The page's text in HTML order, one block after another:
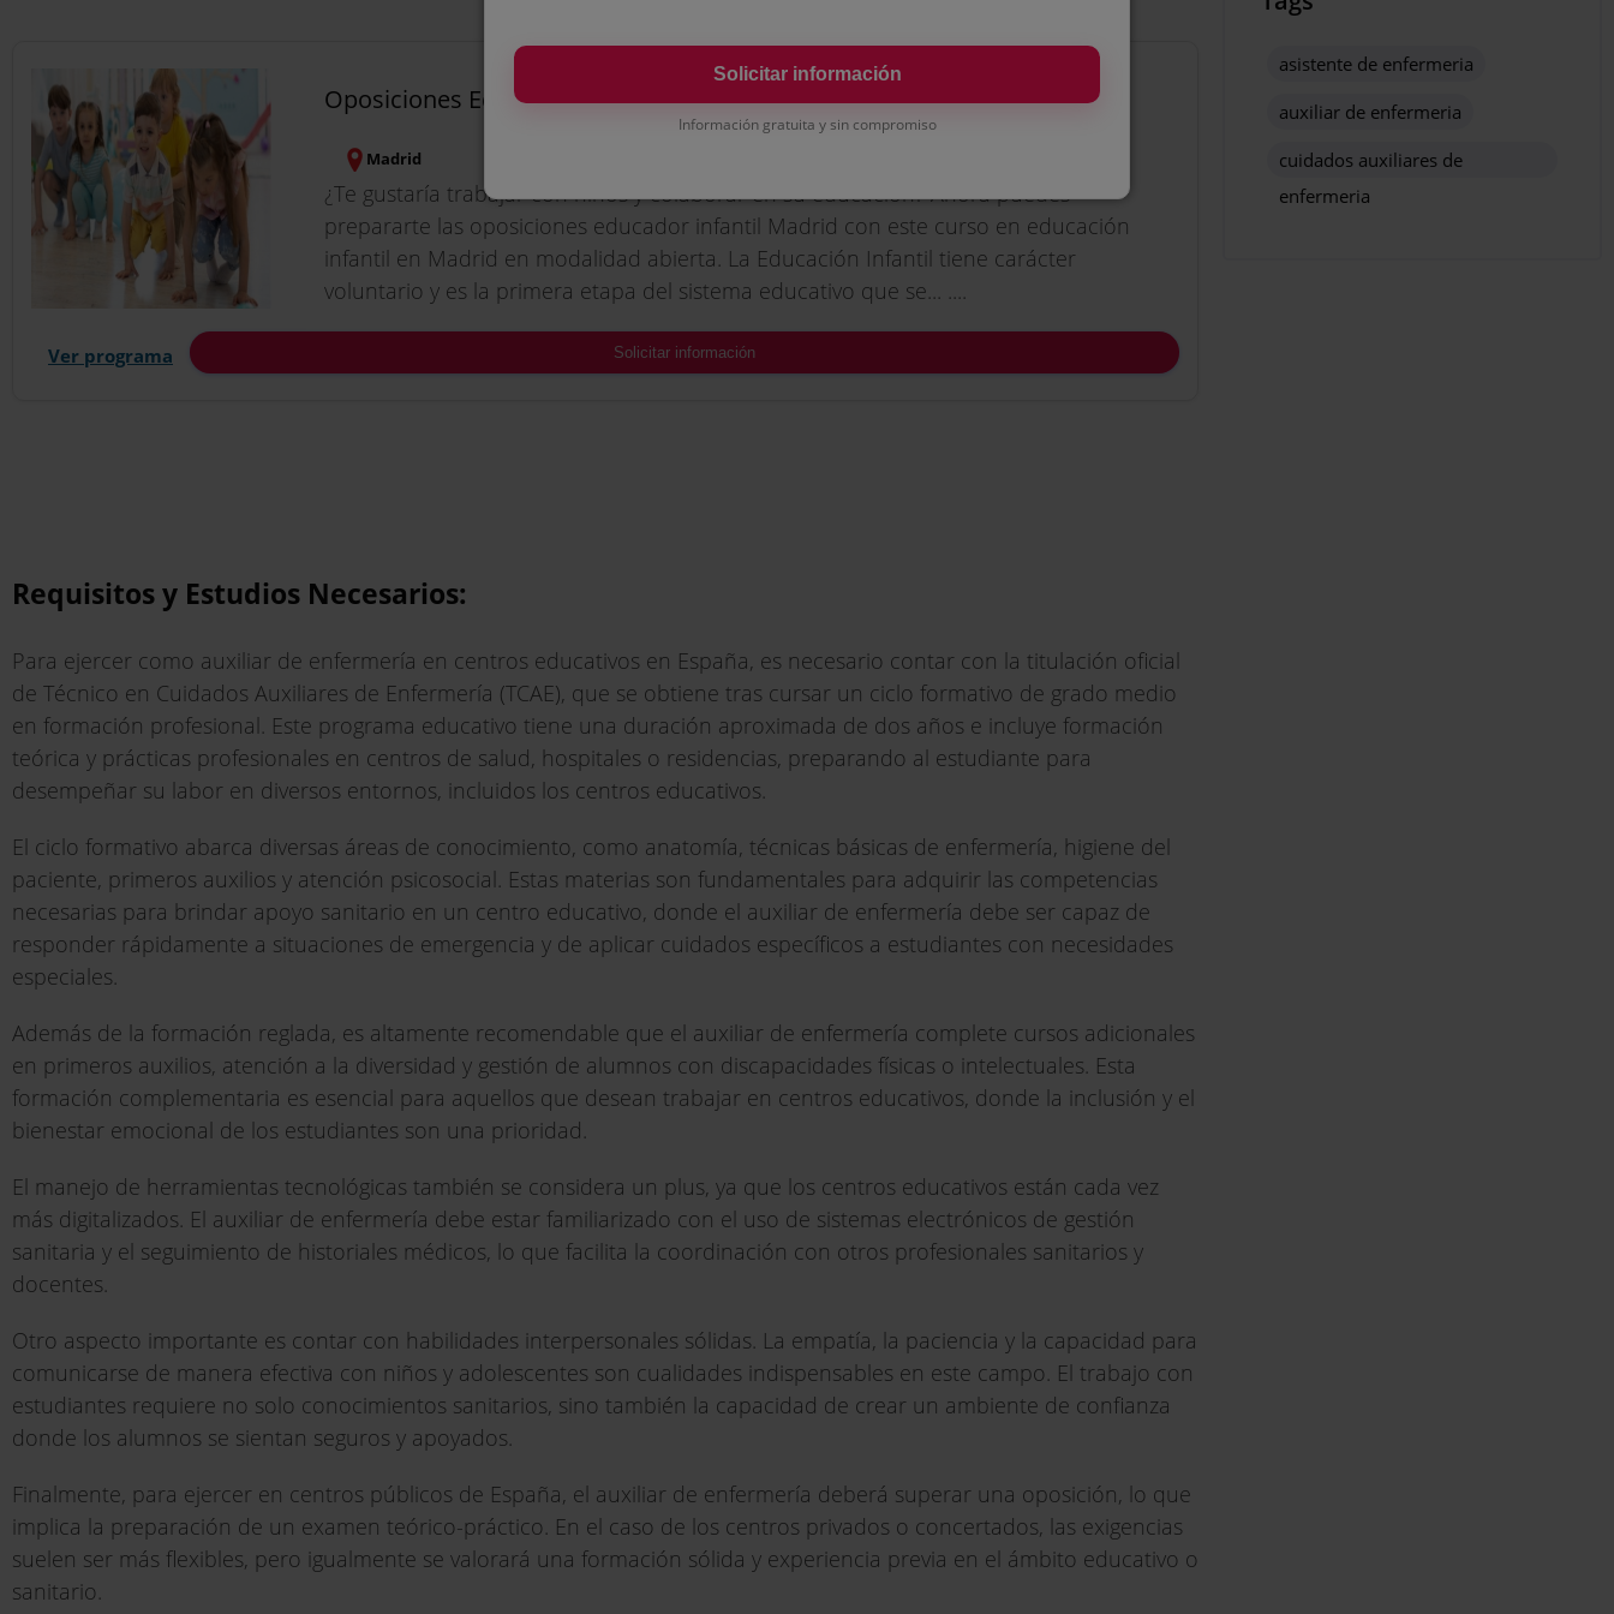
Oposiciones Educador Preescolar de la Comunidad de Madrid
Madrid
¿Te gustaría trabajar con niños y colaborar en su educación? Ahora puedes
prepararte las oposiciones educador infantil Madrid con este curso en educación
infantil en Madrid en modalidad abierta. La Educación Infantil tiene carácter
voluntario y es la primera etapa del sistema educativo que se... ....
Ver programa Solicitar información
Requisitos y Estudios Necesarios:
Para ejercer como auxiliar de enfermería en centros educativos en España, es necesario contar con la titulación oficial
de Técnico en Cuidados Auxiliares de Enfermería (TCAE), que se obtiene tras cursar un ciclo formativo de grado medio
en formación profesional. Este programa educativo tiene una duración aproximada de dos años e incluye formación
teórica y prácticas profesionales en centros de salud, hospitales o residencias, preparando al estudiante para
desempeñar su labor en diversos entornos, incluidos los centros educativos.
El ciclo formativo abarca diversas áreas de conocimiento, como anatomía, técnicas básicas de enfermería, higiene del
paciente, primeros auxilios y atención psicosocial. Estas materias son fundamentales para adquirir las competencias
necesarias para brindar apoyo sanitario en un centro educativo, donde el auxiliar de enfermería debe ser capaz de
responder rápidamente a situaciones de emergencia y de aplicar cuidados específicos a estudiantes con necesidades
especiales.
Además de la formación reglada, es altamente recomendable que el auxiliar de enfermería complete cursos adicionales
en primeros auxilios, atención a la diversidad y gestión de alumnos con discapacidades físicas o intelectuales. Esta
formación complementaria es esencial para aquellos que desean trabajar en centros educativos, donde la inclusión y el
bienestar emocional de los estudiantes son una prioridad.
El manejo de herramientas tecnológicas también se considera un plus, ya que los centros educativos están cada vez
más digitalizados. El auxiliar de enfermería debe estar familiarizado con el uso de sistemas electrónicos de gestión
sanitaria y el seguimiento de historiales médicos, lo que facilita la coordinación con otros profesionales sanitarios y
docentes.
Otro aspecto importante es contar con habilidades interpersonales sólidas. La empatía, la paciencia y la capacidad para
comunicarse de manera efectiva con niños y adolescentes son cualidades indispensables en este campo. El trabajo con
estudiantes requiere no solo conocimientos sanitarios, sino también la capacidad de crear un ambiente de confianza
donde los alumnos se sientan seguros y apoyados.
Finalmente, para ejercer en centros públicos de España, el auxiliar de enfermería deberá superar una oposición, lo que
implica la preparación de un examen teórico-práctico. En el caso de los centros privados o concertados, las exigencias
suelen ser más flexibles, pero igualmente se valorará una formación sólida y experiencia previa en el ámbito educativo o
sanitario.
asistente de enfermeria
auxiliar de enfermeria
cuidados auxiliares de
enfermeria
Solicitar información
Información gratuita y sin compromiso